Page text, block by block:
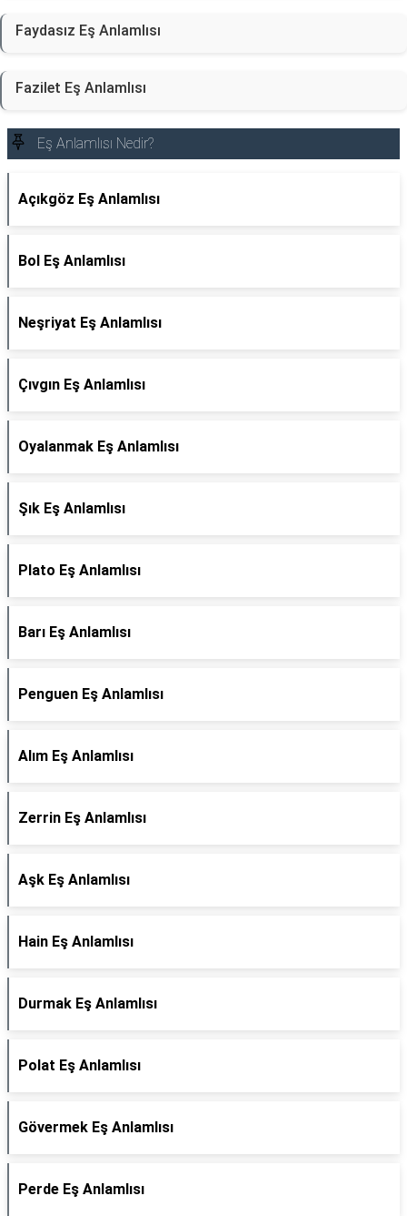
Faydasız Eş Anlamlısı
Fazilet Eş Anlamlısı
Eş Anlamlısı Nedir?
Açıkgöz Eş Anlamlısı
Bol Eş Anlamlısı
Neşriyat Eş Anlamlısı
Çıvgın Eş Anlamlısı
Oyalanmak Eş Anlamlısı
Şık Eş Anlamlısı
Plato Eş Anlamlısı
Barı Eş Anlamlısı
Penguen Eş Anlamlısı
Alım Eş Anlamlısı
Zerrin Eş Anlamlısı
Aşk Eş Anlamlısı
Hain Eş Anlamlısı
Durmak Eş Anlamlısı
Polat Eş Anlamlısı
Gövermek Eş Anlamlısı
Perde Eş Anlamlısı